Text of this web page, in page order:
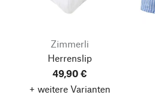
Zimmerli
Herrenslip
49,90 €
+ weitere Varianten